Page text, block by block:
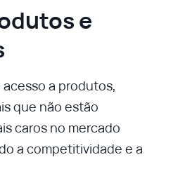
e
a produtos,
que não estão
caros no mercado
a competitividade e a